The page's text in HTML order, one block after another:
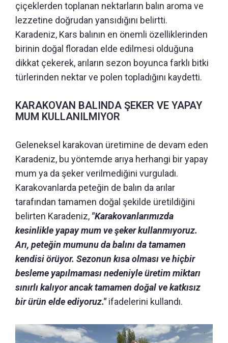
çiçeklerden toplanan nektarların balın aroma ve
lezzetine doğrudan yansıdığını belirtti.
Karadeniz, Kars balının en önemli özelliklerinden
birinin doğal floradan elde edilmesi olduğuna
dikkat çekerek, arıların sezon boyunca farklı bitki
türlerinden nektar ve polen topladığını kaydetti.
KARAKOVAN BALINDA ŞEKER VE YAPAY
MUM KULLANILMIYOR
Geleneksel karakovan üretimine de devam eden
Karadeniz, bu yöntemde arıya herhangi bir yapay
mum ya da şeker verilmediğini vurguladı.
Karakovanlarda peteğin de balın da arılar
tarafından tamamen doğal şekilde üretildiğini
belirten Karadeniz, "Karakovanlarımızda
kesinlikle yapay mum ve şeker kullanmıyoruz.
Arı, peteğin mumunu da balını da tamamen
kendisi örüyor. Sezonun kısa olması ve hiçbir
besleme yapılmaması nedeniyle üretim miktarı
sınırlı kalıyor ancak tamamen doğal ve katkısız
bir ürün elde ediyoruz."ifadelerini kullandı.